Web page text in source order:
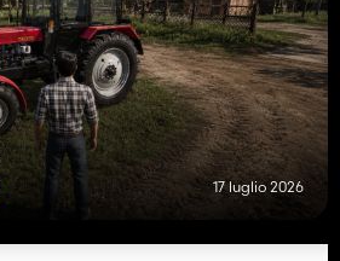
17 luglio 2026